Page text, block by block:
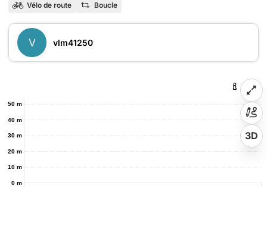
Vélo de route Boucle
V vlm41250
0 m
10 m
20 m
30 m
40 m
50 m
3D